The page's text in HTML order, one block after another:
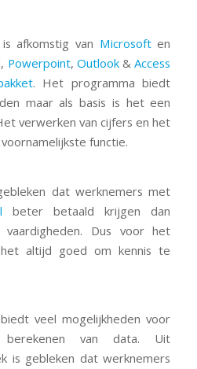
is afkomstig van Microsoften
, Powerpoint, Outlook&Access
. Het programma biedt
maar als basis is het een
verwerken van cijfers en het
functie.
dat werknemers met
beter betaald krijgen dan
vaardigheden. Dus voor het
altijd goed om kennis te
veel mogelijkheden voor
van data. Uit
is gebleken dat werknemers